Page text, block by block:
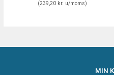
(239,20 kr. u/moms)
MIN